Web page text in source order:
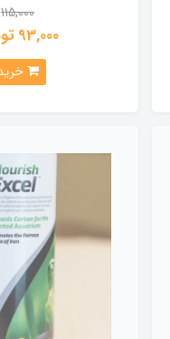
115,000
93,000 تومان
خرید